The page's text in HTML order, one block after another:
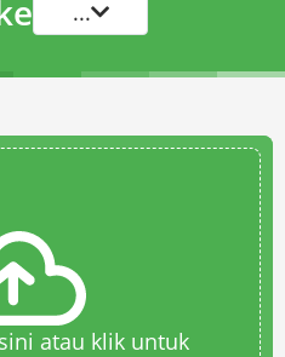
...
atau klik untuk